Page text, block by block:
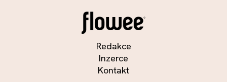
Redakce
Inzerce
Kontakt